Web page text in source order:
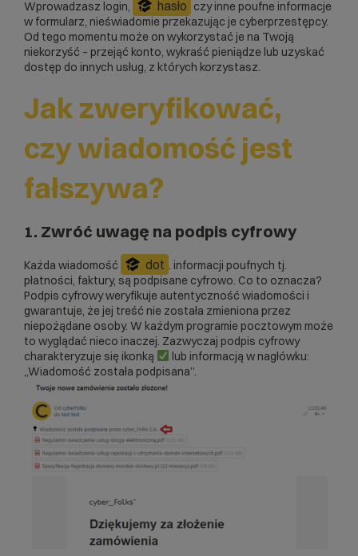
Wprowadzasz login, hasło czy inne poufne informacje
w formularz, nieświadomie przekazując je cyberprzestępcy.
Od tego momentu może on wykorzystać je na Twoją
niekorzyść – przejąć konto, wykraść pieniądze lub uzyskać
dostęp do innych usług, z których korzystasz.
Jak zweryfikować,
czy wiadomość jest
fałszywa?
1. Zwróć uwagę na podpis cyfrowy
Każda wiadomość dot . informacji poufnych tj.
płatności, faktury, są podpisane cyfrowo. Co to oznacza?
Podpis cyfrowy weryfikuje autentyczność wiadomości i
gwarantuje, że jej treść nie została zmieniona przez
niepożądane osoby. W każdym programie pocztowym może
to wyglądać nieco inaczej. Zazwyczaj podpis cyfrowy
charakteryzuje się ikonką
lub informacją w nagłówku:
„Wiadomość została podpisana”.